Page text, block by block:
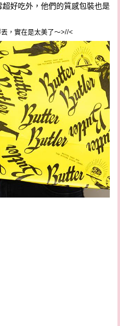
超好吃外，他們的質感包裝也是
，實在是太美了～>//<